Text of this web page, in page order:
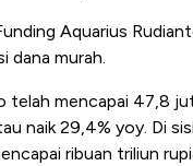
Aquarius
dana murah.
telah mencapai 47,8
naik 29,4% yoy. Di
ribuan triliun